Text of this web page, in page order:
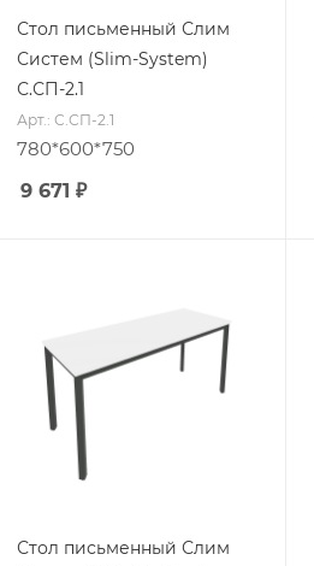
Стол письменный Слим
Систем (Slim-System)
С.СП-2.1
Арт.: С.СП-2.1
780*600*750
9 671 ₽
Стол письменный Слим